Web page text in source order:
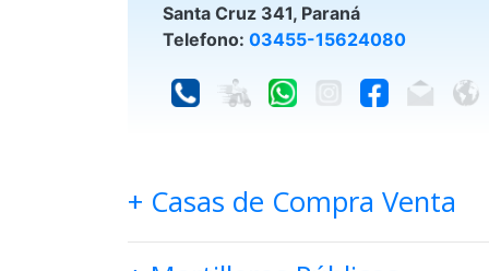
Santa Cruz 341, Paraná
Telefono: 03455-15624080
+ Casas de Compra Venta